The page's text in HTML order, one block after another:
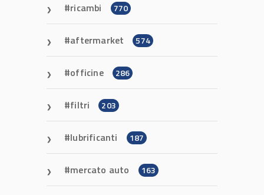
ricambi 770
aftermarket 574
officine 286
filtri 203
lubrificanti 187
mercato auto 163